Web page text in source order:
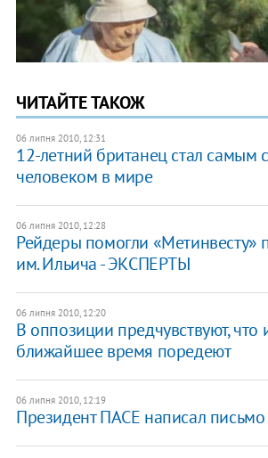
ЧИТАЙТЕ ТАКОЖ
06 липня 2010, 12:31
12-летний британец стал самым
человеком в мире
06 липня 2010, 12:28
Рейдеры помогли «Метинвесту»
им. Ильича - ЭКСПЕРТЫ
06 липня 2010, 12:20
В оппозиции предчувствуют, что
ближайшее время поредеют
06 липня 2010, 12:19
Президент ПАСЕ написал письмо